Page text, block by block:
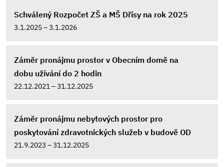
Schválený Rozpočet ZŠ a MŠ Dřísy na rok 2025
3.1.2025 – 3.1.2026
Záměr pronájmu prostor v Obecním domě na
dobu užívání do 2 hodin
22.12.2021 – 31.12.2025
Záměr pronájmu nebytových prostor pro
poskytování zdravotnických služeb v budově OD
21.9.2023 – 31.12.2025